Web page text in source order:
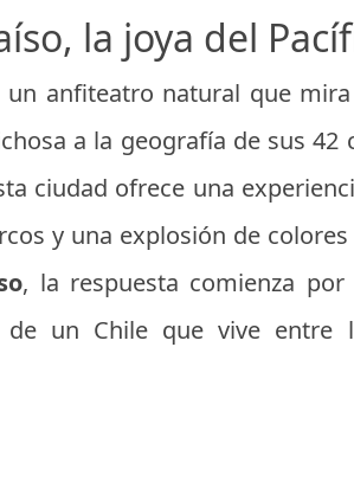
la joya del
anfiteatro natural que
a la geografía de sus 42
ciudad ofrece una
y una explosión de
, la respuesta comienza
de un Chile que vive entre